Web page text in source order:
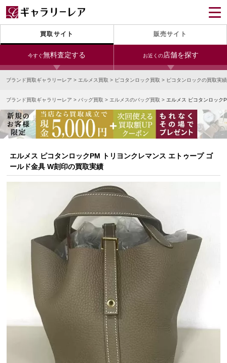
買取サイト 販売サイト
今すぐ無料査定する お近くの店舗を探す
24時間受付（対応時間10:00～19:00）
宅配買取を申し込む
無料の宅配キットをお届けします
今すぐ電話査定
受付時間 10:00～19:00
銀座本店 青山表参道店 新宿東口店
小田急新宿店 LAB東京 名古屋大須店
なんば店 神戸元町(三宮)店
中野ブロードウェイ
宅配買取を申し込む
無料の宅配キットをお届けします
ブランド買取ギャラリーレア > エルメス買取 > ピコタンロック買取 > ピコタンロックの買取実績
ブランド買取ギャラリーレア > バッグ買取 > エルメスのバッグ買取 > エルメス ピコタンロック
エルメス ピコタンロックPM トリヨンクレマンス エトゥープ ゴ
ールド金具 W刻印の買取実績